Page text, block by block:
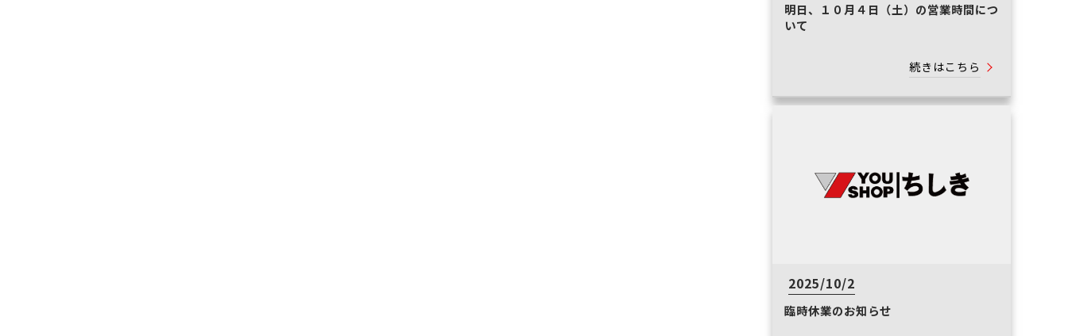
明日、１０月４日（土）の営業時間につ
いて
続きはこちら
2025/10/2
臨時休業のお知らせ